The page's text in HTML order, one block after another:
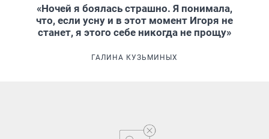
«Ночей я боялась страшно. Я понимала,
что, если усну и в этот момент Игоря не
станет, я этого себе никогда не прощу»
ГАЛИНА КУЗЬМИНЫХ